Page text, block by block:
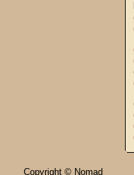
Copyright © Nomad